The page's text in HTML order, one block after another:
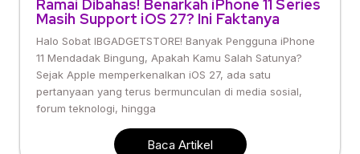
Ramai Dibahas! Benarkah iPhone 11 Series
Masih Support iOS 27? Ini Faktanya
Halo Sobat IBGADGETSTORE! Banyak Pengguna iPhone
11 Mendadak Bingung, Apakah Kamu Salah Satunya?
Sejak Apple memperkenalkan iOS 27, ada satu
pertanyaan yang terus bermunculan di media sosial,
forum teknologi, hingga
Baca Artikel